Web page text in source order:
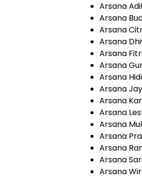
Arsana
Arsana
Arsana
Arsana
Arsana
Arsana
Arsana
Arsana
Arsana
Arsana
Arsana
Arsana
Arsana
Arsana
Arsana